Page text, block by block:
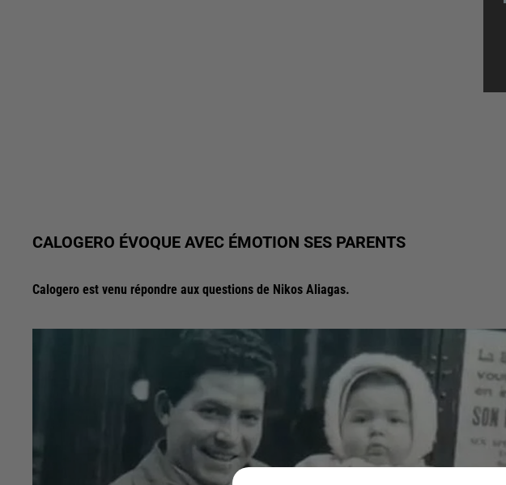
CALOGERO ÉVOQUE AVEC ÉMOTION SES PARENTS
Calogero est venu répondre aux questions de Nikos Aliagas.